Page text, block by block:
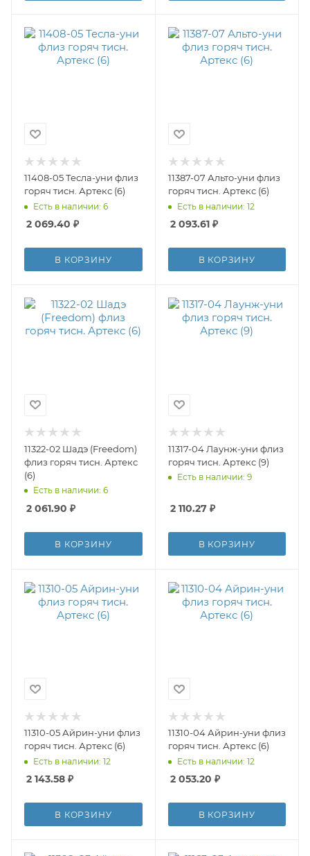
11408-05 Тесла-уни флиз
горяч тисн. Артекс (6)
Есть в наличии: 6
2 069.40 ₽
В КОРЗИНУ
11387-07 Альто-уни флиз
горяч тисн. Артекс (6)
Есть в наличии: 12
2 093.61₽
В КОРЗИНУ
11322-02 Шадэ (Freedom)
флиз горяч тисн. Артекс
(6)
Есть в наличии: 6
2 061.90 ₽
В КОРЗИНУ
11317-04 Лаунж-уни флиз
горяч тисн. Артекс (9)
Есть в наличии: 9
2 110.27₽
В КОРЗИНУ
11310-05 Айрин-уни флиз
горяч тисн. Артекс (6)
Есть в наличии: 12
2 143.58 ₽
В КОРЗИНУ
11310-04 Айрин-уни флиз
горяч тисн. Артекс (6)
Есть в наличии: 12
2 053.20 ₽
В КОРЗИНУ